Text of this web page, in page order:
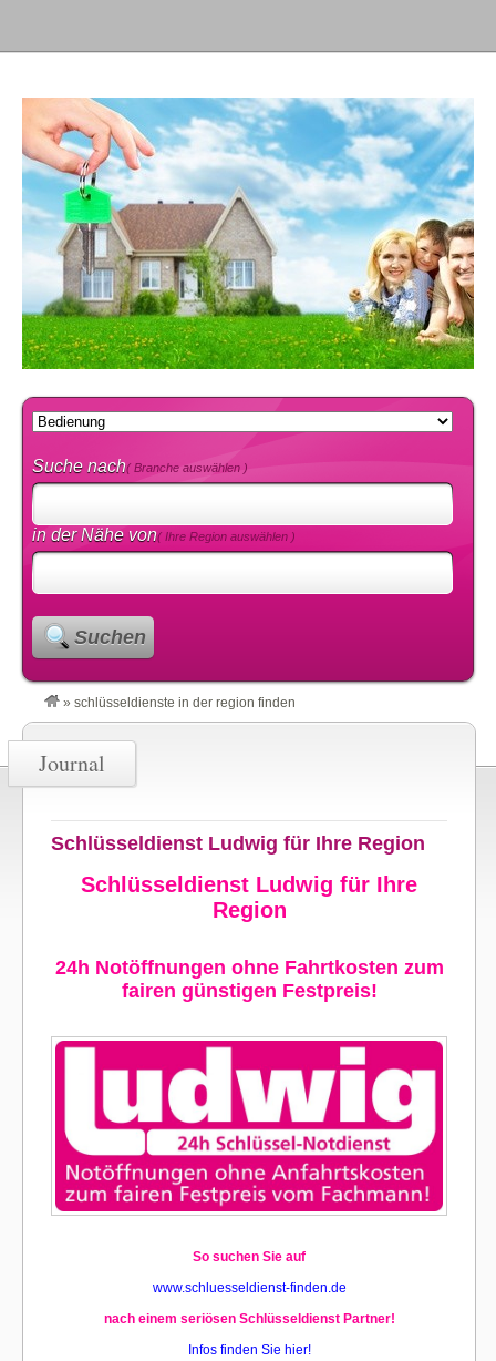
Suche nach( Branche auswählen )
in der Nähe von( Ihre Region auswählen )
Suchen
» schlüsseldienste in der region finden
Journal
Schlüsseldienst Ludwig für Ihre Region
Schlüsseldienst Ludwig für Ihre
Region
24h Notöffnungen ohne Fahrtkosten zum
fairen günstigen Festpreis!
So suchen Sie auf
www.schluesseldienst-finden.de
nach einem seriösen Schlüsseldienst Partner!
Infos finden Sie hier!